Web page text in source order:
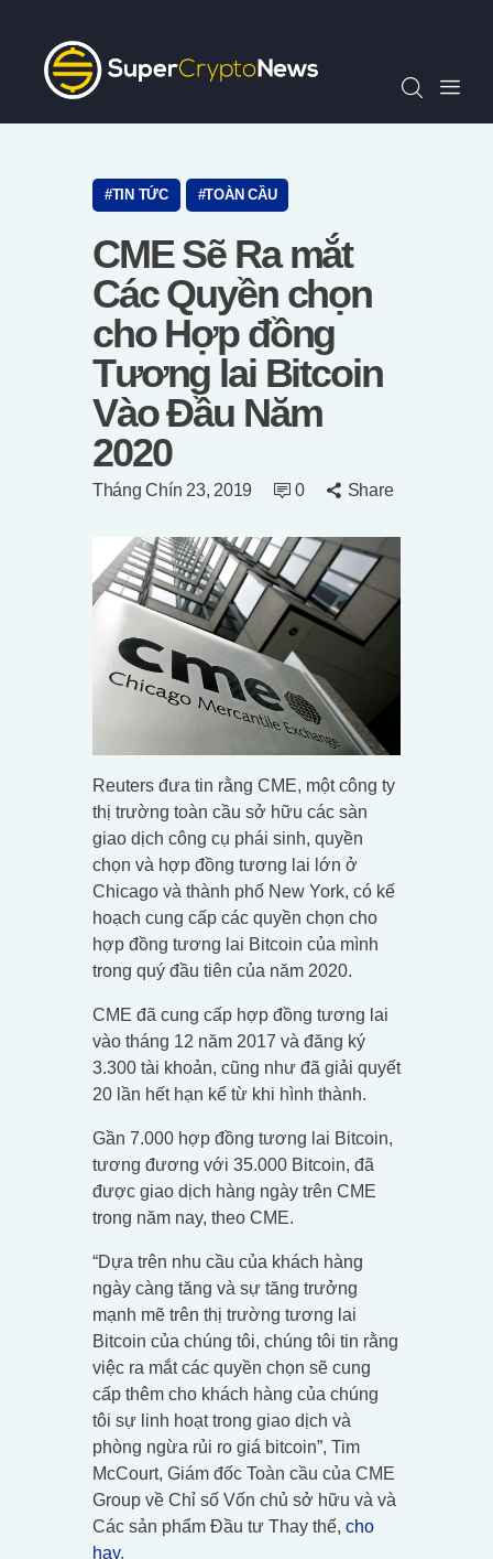
Chỉ Số SCN30
Tin Tức
Quan Điểm
Video
Tiếng Việt
TIN TỨC TOÀN CẦU
CME Sẽ Ra mắt
Các Quyền chọn
cho Hợp đồng
Tương lai Bitcoin
Vào Đầu Năm
2020
Tháng Chín 23, 2019 0 Share
Reuters đưa tin rằng CME, một công ty
thị trường toàn cầu sở hữu các sàn
giao dịch công cụ phái sinh, quyền
chọn và hợp đồng tương lai lớn ở
Chicago và thành phố New York, có kế
hoạch cung cấp các quyền chọn cho
hợp đồng tương lai Bitcoin của mình
trong quý đầu tiên của năm 2020.
CME đã cung cấp hợp đồng tương lai
vào tháng 12 năm 2017 và đăng ký
3.300 tài khoản, cũng như đã giải quyết
20 lần hết hạn kể từ khi hình thành.
Gần 7.000 hợp đồng tương lai Bitcoin,
tương đương với 35.000 Bitcoin, đã
được giao dịch hàng ngày trên CME
trong năm nay, theo CME.
“Dựa trên nhu cầu của khách hàng
ngày càng tăng và sự tăng trưởng
mạnh mẽ trên thị trường tương lai
Bitcoin của chúng tôi, chúng tôi tin rằng
việc ra mắt các quyền chọn sẽ cung
cấp thêm cho khách hàng của chúng
tôi sự linh hoạt trong giao dịch và
phòng ngừa rủi ro giá bitcoin”, Tim
McCourt, Giám đốc Toàn cầu của CME
Group về Chỉ số Vốn chủ sở hữu và và
Các sản phẩm Đầu tư Thay thế, cho
hay.